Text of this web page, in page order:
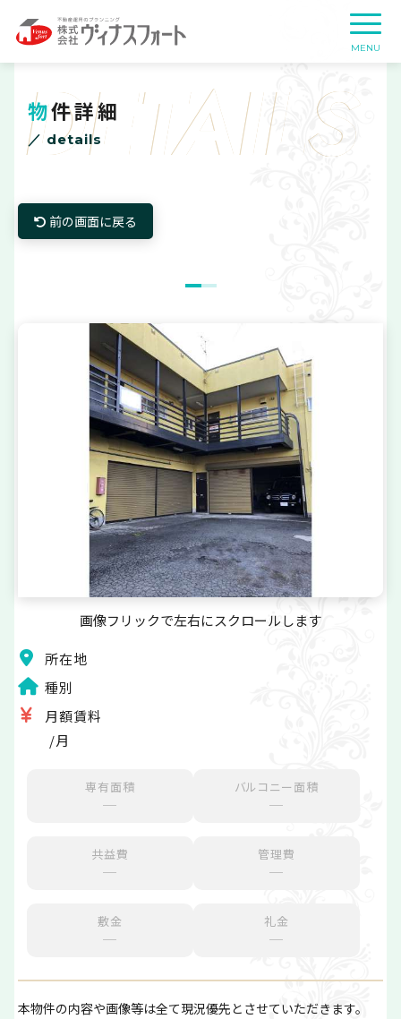
物件詳細
／ details
DETAILS
前の画面に戻る
所在地
種別
月額賃料
/月
専有面積
─
バルコニー面積
─
共益費
─
管理費
─
敷金
─
礼金
─
画像フリックで左右にスクロールします
本物件の内容や画像等は全て現況優先とさせていただきます。